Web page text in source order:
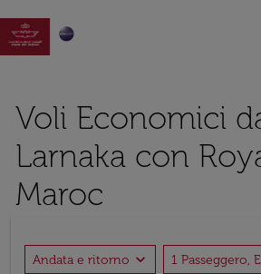

Voli Economici
Larnaka con
Maroc
Andata e ritorno expand_more 1 Passeggero,